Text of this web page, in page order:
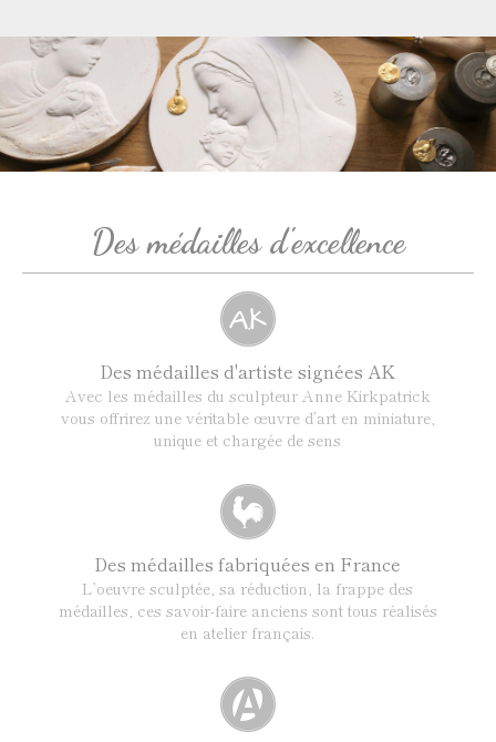
Des médailles d'excellence
Des médailles d'artiste signées AK
Avec les médailles du sculpteur Anne Kirkpatrick
vous offrirez une véritable œuvre d’art en miniature,
unique et chargée de sens
Des médailles fabriquées en France
L’oeuvre sculptée, sa réduction, la frappe des
médailles, ces savoir-faire anciens sont tous réalisés
en atelier français.